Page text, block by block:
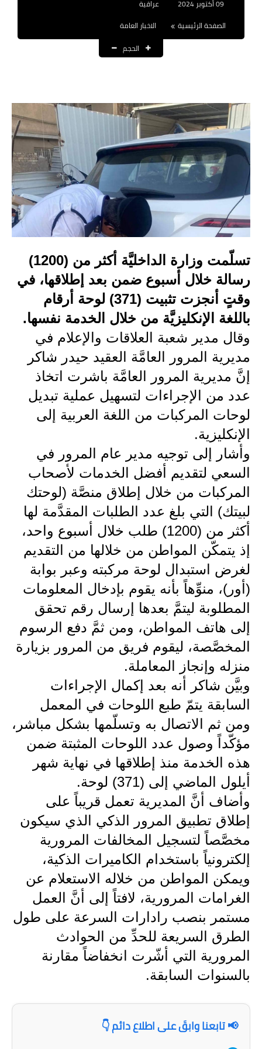
العقود والاجور اليومية
القروض والسلف
المنح المالية
قطع الاراضي
اخبار العراق
الاخبار السياسية
الاخبار الامنية
الاخبار الاقتصادية
الاخبار الرياضية
المدارس
اخبار وقرارات وزارة التربية
نتائج الامتحانات
المرحلة الابتدائية
المرحلة المتوسطة
المرحلة الاعدادية
اسئلة وزارية
المرحلة الابتدائية
المرحلة المتوسطة
المرحلة الاعدادية
مرشحات
المرحلة الابتدائية
المرحلة الاعدادية
كتب مدرسية
المرحلة الابتدائية
المرحلة المتوسطة
المرحلة الاعدادية
ملازم دراسية
المرحلة الابتدائية
المرحلة المتوسطة
المرحلة الاعدادية
دروس
المرحلة الابتدائية
مواضيع انشاء
عراقية
الصفحة الرئيسية
الاخبار العامة
الحجم
تسلّمت وزارة الداخليَّة أكثر من (1200)
رسالة خلال أسبوع ضمن بعد إطلاقها، في
وقتٍ أنجزت تثبيت (371) لوحة أرقام
باللغة الإنكليزيَّة من خلال الخدمة نفسها.
وقال مدير شعبة العلاقات والإعلام في
مديرية المرور العامَّة العقيد حيدر شاكر
إنَّ مديرية المرور العامَّة باشرت اتخاذ
عدد من الإجراءات لتسهيل عملية تبديل
لوحات المركبات من اللغة العربية إلى
الإنكليزية.
وأشار إلى توجيه مدير عام المرور في
السعي لتقديم أفضل الخدمات لأصحاب
المركبات من خلال إطلاق منصَّة (لوحتك
لبيتك) التي بلغ عدد الطلبات المقدَّمة لها
أكثر من (1200) طلب خلال أسبوع واحد،
إذ يتمكّن المواطن من خلالها من التقديم
لغرض استبدال لوحة مركبته وعبر بوابة
(أور)، منوِّهاً بأنه يقوم بإدخال المعلومات
المطلوبة ليتمَّ بعدها إرسال رقم تحقق
إلى هاتف المواطن، ومن ثمَّ دفع الرسوم
المخصَّصة، ليقوم فريق من المرور بزيارة
منزله وإنجاز المعاملة.
وبيَّن شاكر أنه بعد إكمال الإجراءات
السابقة يتمّ طبع اللوحات في المعمل
ومن ثم الاتصال به وتسلّمها بشكل مباشر،
مؤكّداً وصول عدد اللوحات المثبتة ضمن
هذه الخدمة منذ إطلاقها في نهاية شهر
أيلول الماضي إلى (371) لوحة.
وأضاف أنَّ المديرية تعمل قريباً على
إطلاق تطبيق المرور الذكي الذي سيكون
مخصَّصاً لتسجيل المخالفات المرورية
إلكترونياً باستخدام الكاميرات الذكية،
ويمكن المواطن من خلاله الاستعلام عن
الغرامات المرورية، لافتاً إلى أنَّ العمل
مستمر بنصب رادارات السرعة على طول
الطرق السريعة للحدِّ من الحوادث
المرورية التي أشّرت انخفاضاً مقارنة
بالسنوات السابقة.
📢 تابعنا وابقَ على اطلاع دائم 👇